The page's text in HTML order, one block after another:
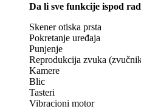
Da li sve funkcije ispod
Skener otiska prsta
Pokretanje uređaja
Punjenje
Reprodukcija zvuka
Kamere
Blic
Tasteri
Vibracioni motor